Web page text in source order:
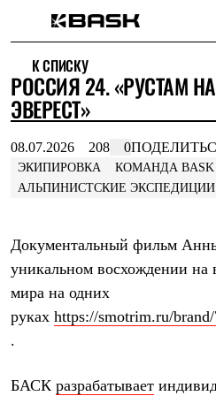
Интернет-магазин
Мужская одежда
Утепленная пухом
Куртки
Жилеты
Комбинезоны
Утепленная синтетикой
Куртки
Брюки
Куртки
Брюки
Жилеты
К СПИСКУ
РОССИЯ 24. «РУСТАМ
ЭВЕРЕСТ»
08.07.2026 208 0
ЭКИПИРОВКА
КОМАНДА BASK
АЛЬПИНИСТСКИЕ ЭКСПЕДИЦИИ
Документальный фильм
уникальном восхождении
мира на одних
руках https://smotrim.ru/
.
БАСК разрабатывает